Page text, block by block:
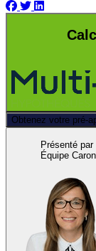
Obtenez votre pré-
Présenté par
Équipe Caron